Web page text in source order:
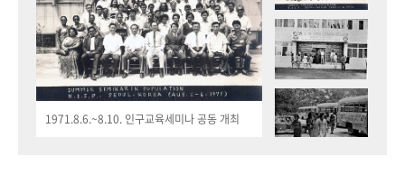
1971.8.6.~8.10. 인구교육세미나 공동 개최